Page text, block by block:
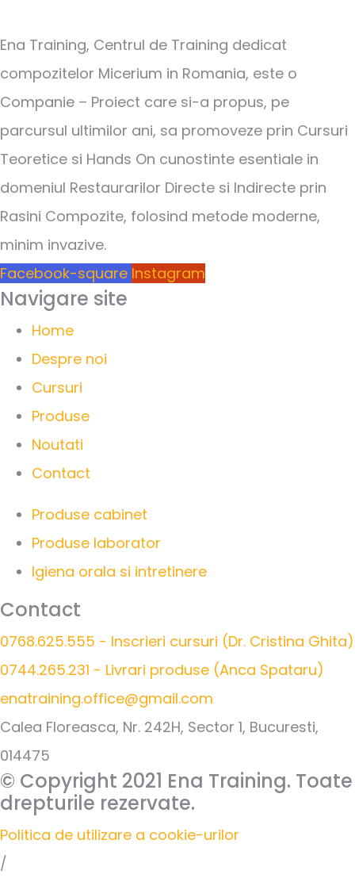
Ena Training, Centrul de Training dedicat
compozitelor Micerium in Romania, este o
Companie – Proiect care si-a propus, pe
parcursul ultimilor ani, sa promoveze prin Cursuri
Teoretice si Hands On cunostinte esentiale in
domeniul Restaurarilor Directe si Indirecte prin
Rasini Compozite, folosind metode moderne,
minim invazive.
Facebook-square Instagram
Navigare site
Home
Despre noi
Cursuri
Produse
Noutati
Contact
Produse cabinet
Produse laborator
Igiena orala si intretinere
Contact
0768.625.555 - Inscrieri cursuri (Dr. Cristina Ghita)
0744.265.231 - Livrari produse (Anca Spataru)
enatraining.office@gmail.com
Calea Floreasca, Nr. 242H, Sector 1, Bucuresti,
014475
© Copyright 2021 Ena Training. Toate
drepturile rezervate.
Politica de utilizare a cookie-urilor
/